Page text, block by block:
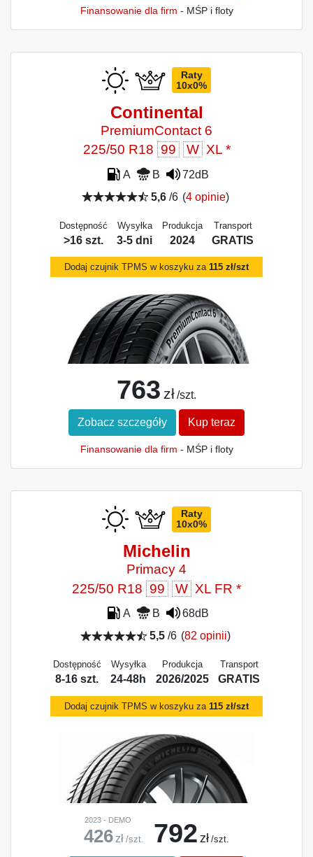
Finansowanie dla firm - MŚP i floty
Raty
10x0%
Continental
PremiumContact 6
225/50 R18 99 W XL *
A B
72dB
5,6/6 (4 opinie)
Dostępność
>16 szt.
Wysyłka
3-5 dni
Produkcja
2024
Transport
GRATIS
Dodaj czujnik TPMS w koszyku za 115 zł/szt
763 zł /szt.
Zobacz szczegóły Kup teraz
Finansowanie dla firm - MŚP i floty
Raty
10x0%
Michelin
Primacy 4
225/50 R18 99 W XL FR *
A B
68dB
5,5/6 (82 opinii)
Dostępność
8-16 szt.
Wysyłka
24-48h
Produkcja
2026/2025
Transport
GRATIS
Dodaj czujnik TPMS w koszyku za 115 zł/szt
2023 - DEMO
426zł /szt. 792 zł /szt.